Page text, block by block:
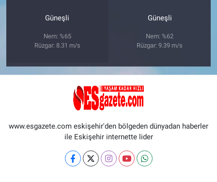
Güneşli
Nem: %65
Rüzgar: 8.31 m/s
Güneşli
Nem: %62
Rüzgar: 9.39 m/s
www.esgazete.com eskişehir'den bölgeden dünyadan haberler
ile Eskişehir internette lider